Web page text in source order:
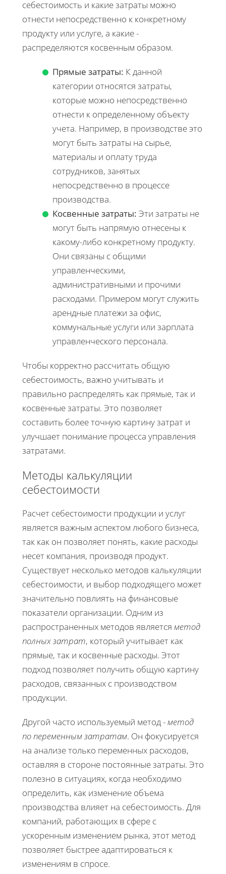
себестоимость и какие затраты можно
отнести непосредственно к конкретному
продукту или услуге, а какие -
распределяются косвенным образом.
Прямые затраты: К данной
категории относятся затраты,
которые можно непосредственно
отнести к определенному объекту
учета. Например, в производстве это
могут быть затраты на сырье,
материалы и оплату труда
сотрудников, занятых
непосредственно в процессе
производства.
Косвенные затраты: Эти затраты не
могут быть напрямую отнесены к
какому-либо конкретному продукту.
Они связаны с общими
управленческими,
административными и прочими
расходами. Примером могут служить
арендные платежи за офис,
коммунальные услуги или зарплата
управленческого персонала.
Чтобы корректно рассчитать общую
себестоимость, важно учитывать и
правильно распределять как прямые, так и
косвенные затраты. Это позволяет
составить более точную картину затрат и
улучшает понимание процесса управления
затратами.
Методы калькуляции
себестоимости
Расчет себестоимости продукции и услуг
является важным аспектом любого бизнеса,
так как он позволяет понять, какие расходы
несет компания, производя продукт.
Существует несколько методов калькуляции
себестоимости, и выбор подходящего может
значительно повлиять на финансовые
показатели организации. Одним из
распространенных методов является метод
полных затрат, который учитывает как
прямые, так и косвенные расходы. Этот
подход позволяет получить общую картину
расходов, связанных с производством
продукции.
Другой часто используемый метод -метод
по переменным затратам. Он фокусируется
на анализе только переменных расходов,
оставляя в стороне постоянные затраты. Это
полезно в ситуациях, когда необходимо
определить, как изменение объема
производства влияет на себестоимость. Для
компаний, работающих в сфере с
ускоренным изменением рынка, этот метод
позволяет быстрее адаптироваться к
изменениям в спросе.